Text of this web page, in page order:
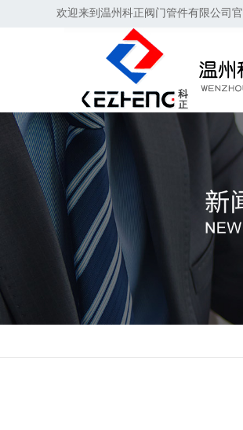
欢迎来到温州科正阀门管件有限公司